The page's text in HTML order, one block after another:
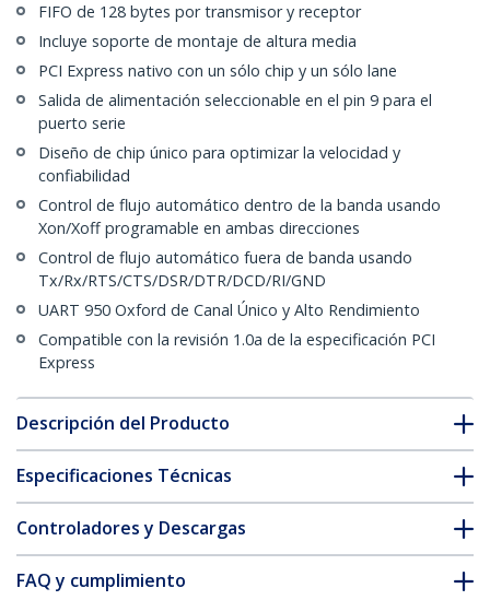
FIFO de 128 bytes por transmisor y receptor
Incluye soporte de montaje de altura media
PCI Express nativo con un sólo chip y un sólo lane
Salida de alimentación seleccionable en el pin 9 para el
puerto serie
Diseño de chip único para optimizar la velocidad y
confiabilidad
Control de flujo automático dentro de la banda usando
Xon/Xoff programable en ambas direcciones
Control de flujo automático fuera de banda usando
Tx/Rx/RTS/CTS/DSR/DTR/DCD/RI/GND
UART 950 Oxford de Canal Único y Alto Rendimiento
Compatible con la revisión 1.0a de la especificación PCI
Express
Descripción del Producto
Especificaciones Técnicas
Controladores y Descargas
FAQ y cumplimiento